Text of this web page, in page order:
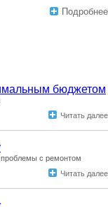
Подробнее
Читать далее
проблемы с ремонтом
Читать далее